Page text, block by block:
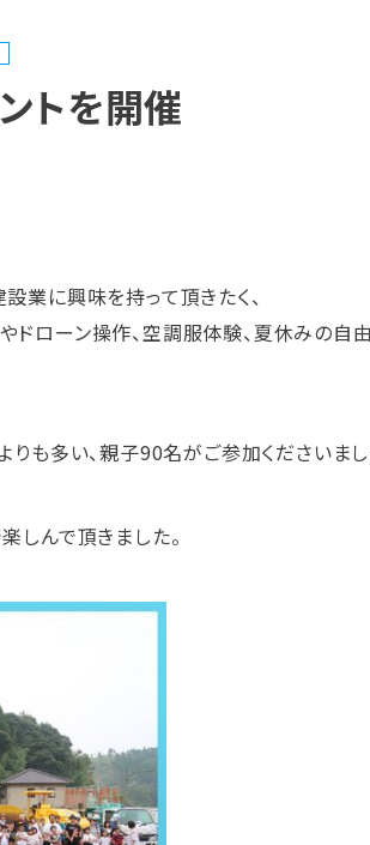
トを開催
業に興味を持って頂きたく、
ローン操作、空調服体験、夏休みの自
も多い、親子90名がご参加くださいまし
しんで頂きました。